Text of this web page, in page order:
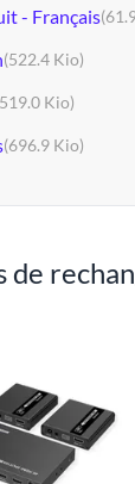
- Français
(522.4 Kio)
Kio)
(696.9 Kio)
de